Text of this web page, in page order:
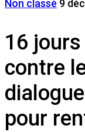
Non classé 9
16 jours
contre
pour